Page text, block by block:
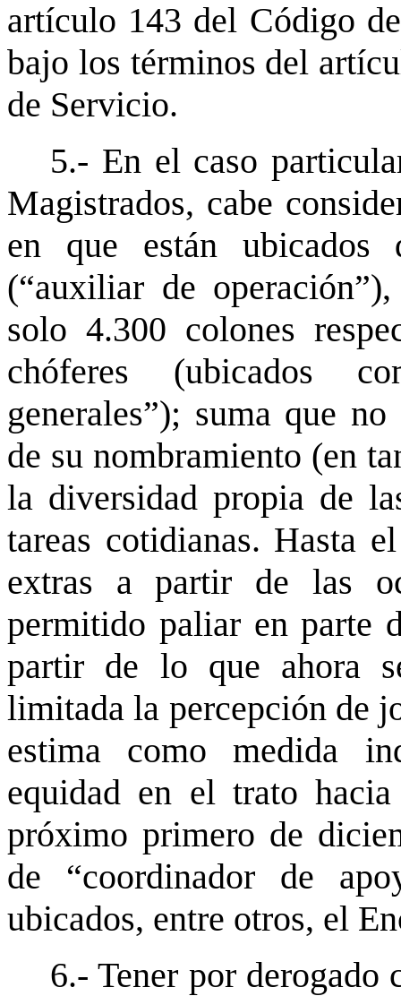
artículo 143 del Código
bajo los términos del
de Servicio.
5.- En el caso
Magistrados, cabe
en que están ubicados
(“auxiliar de
solo 4.300 colones
chóferes (ubicados
generales”); suma que
de su nombramiento (en
la diversidad propia de
tareas cotidianas. Hasta
extras a partir de las
permitido paliar en parte
partir de lo que ahora
limitada la percepción de
estima como medida
equidad en el trato
próximo primero de
de “coordinador de
ubicados, entre otros, el
6.- Tener por derogado